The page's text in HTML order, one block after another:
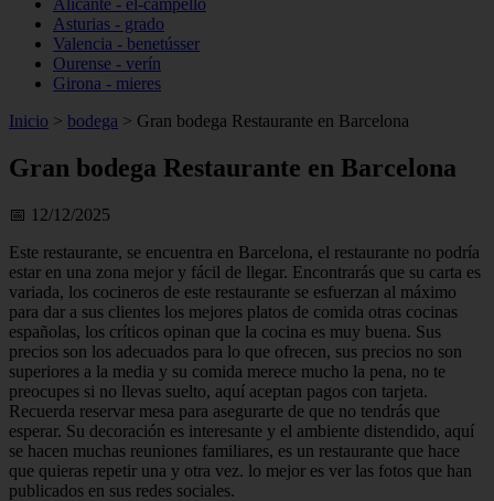
Alicante - el-campello
Asturias - grado
Valencia - benetússer
Ourense - verín
Girona - mieres
Inicio > bodega > Gran bodega Restaurante en Barcelona
Gran bodega Restaurante en Barcelona
📅 12/12/2025
Este restaurante, se encuentra en Barcelona, el restaurante no podría
estar en una zona mejor y fácil de llegar. Encontrarás que su carta es
variada, los cocineros de este restaurante se esfuerzan al máximo
para dar a sus clientes los mejores platos de comida otras cocinas
españolas, los críticos opinan que la cocina es muy buena. Sus
precios son los adecuados para lo que ofrecen, sus precios no son
superiores a la media y su comida merece mucho la pena, no te
preocupes si no llevas suelto, aquí aceptan pagos con tarjeta.
Recuerda reservar mesa para asegurarte de que no tendrás que
esperar. Su decoración es interesante y el ambiente distendido, aquí
se hacen muchas reuniones familiares, es un restaurante que hace
que quieras repetir una y otra vez. lo mejor es ver las fotos que han
publicados en sus redes sociales.